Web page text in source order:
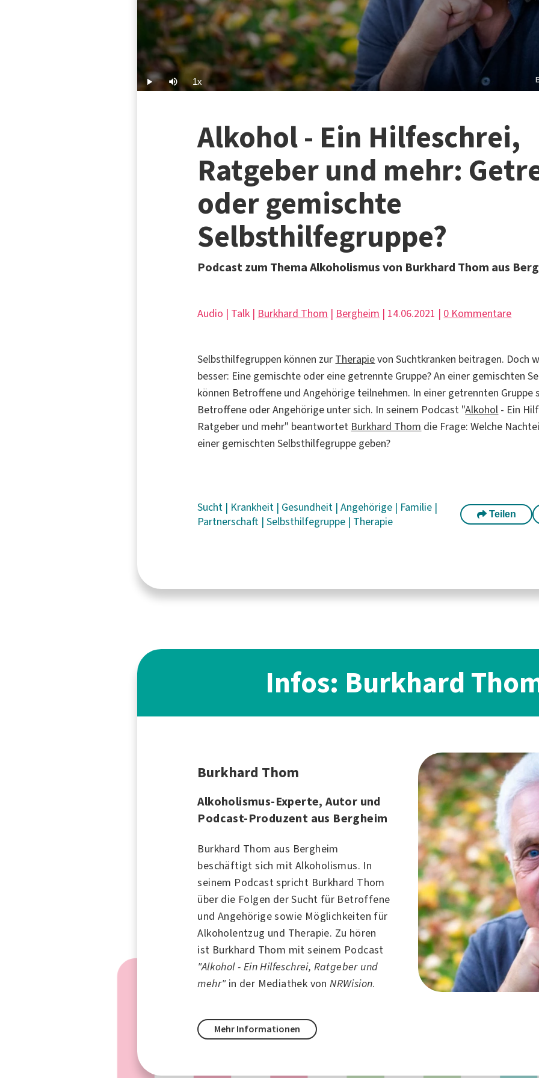
Play Mute 1xPlayback
Rate
Alkohol - Ein Hilfeschrei,
Ratgeber und mehr:
oder gemischte
Selbsthilfegruppe?
Podcast zum Thema Alkoholismus von Burkhard Thom aus
Audio | Talk | Burkhard Thom | Bergheim | 14.06.2021 | 0 Kommentare
Selbsthilfegruppen können zur Therapievon Suchtkranken beitragen. Doch
besser: Eine gemischte oder eine getrennte Gruppe? An einer gemischten
können Betroffene und Angehörige teilnehmen. In einer getrennten Gruppe
Betroffene oder Angehörige unter sich. In seinem Podcast "Alkohol - Ein
Ratgeber und mehr" beantwortet Burkhard Thom die Frage: Welche
einer gemischten Selbsthilfegruppe geben?
Sucht | Krankheit | Gesundheit |Angehörige | Familie |
Partnerschaft |Selbsthilfegruppe | Therapie
Teilen
Infos: Burkhard
Burkhard Thom
Alkoholismus-Experte, Autor und
Podcast-Produzent aus Bergheim
Burkhard Thom aus Bergheim
beschäftigt sich mit Alkoholismus. In
seinem Podcast spricht Burkhard Thom
über die Folgen der Sucht für Betroffene
und Angehörige sowie Möglichkeiten für
Alkoholentzug und Therapie. Zu hören
ist Burkhard Thom mit seinem Podcast
"Alkohol - Ein Hilfeschrei, Ratgeber und
mehr"in der Mediathek vonNRWision.
Mehr Informationen